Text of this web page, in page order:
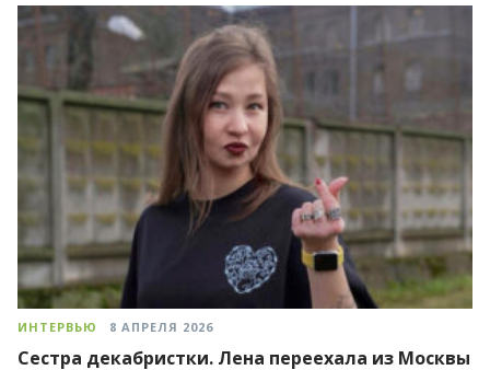
ИНТЕРВЬЮ 8 АПРЕЛЯ 2026
Сестра декабристки. Лена переехала из Москвы